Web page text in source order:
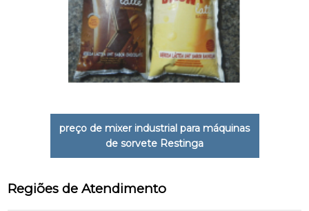
preço de mixer industrial para máquinas
de sorvete Restinga
Regiões de Atendimento